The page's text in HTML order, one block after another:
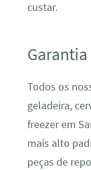
custar.
Todos os
geladeira,
freezer em
mais alto
peças de